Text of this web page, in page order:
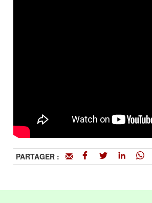
PARTAGER :